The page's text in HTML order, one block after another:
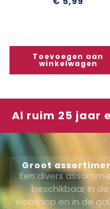
Toevoegen aan
winkelwagen
Al ruim 25 jaar
Groot
Een divers
beschikbaar in de
webshop en in de